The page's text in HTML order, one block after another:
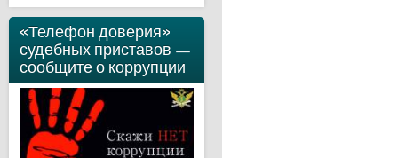
«Телефон доверия»
судебных приставов —
сообщите о коррупции